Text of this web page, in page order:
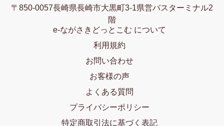
〒850-0057長崎県長崎市大黒町3-1県営バスターミナル2
階
e-ながさきどっとこむ について
利用規約
お問い合わせ
お客様の声
よくある質問
プライバシーポリシー
特定商取引法に基づく表記